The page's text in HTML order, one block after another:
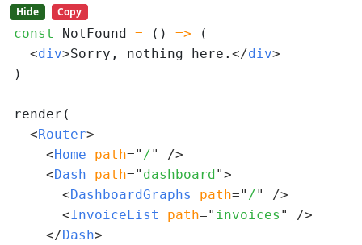
Hide Copy
const NotFound = () => (
<div>Sorry, nothing here. </div>
)
render(
<Router>
<Home path=" /"
/>
<Dash path=" dashboard">
<DashboardGraphs path=" /"
/>
<InvoiceList path=" invoices "
/>
</Dash>